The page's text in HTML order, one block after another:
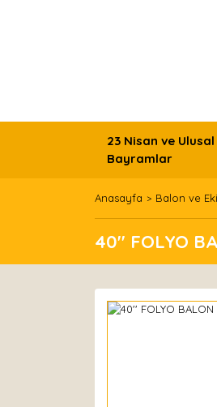
23 Nisan ve Ulusal
Bayramlar
Anasayfa Balon ve
40'' FOLYO